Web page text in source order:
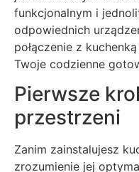
funkcjonalnym i
odpowiednich
połączenie z
Twoje codzienne
Pierwsze
przestrzeni
Zanim zainstalujesz
zrozumienie jej